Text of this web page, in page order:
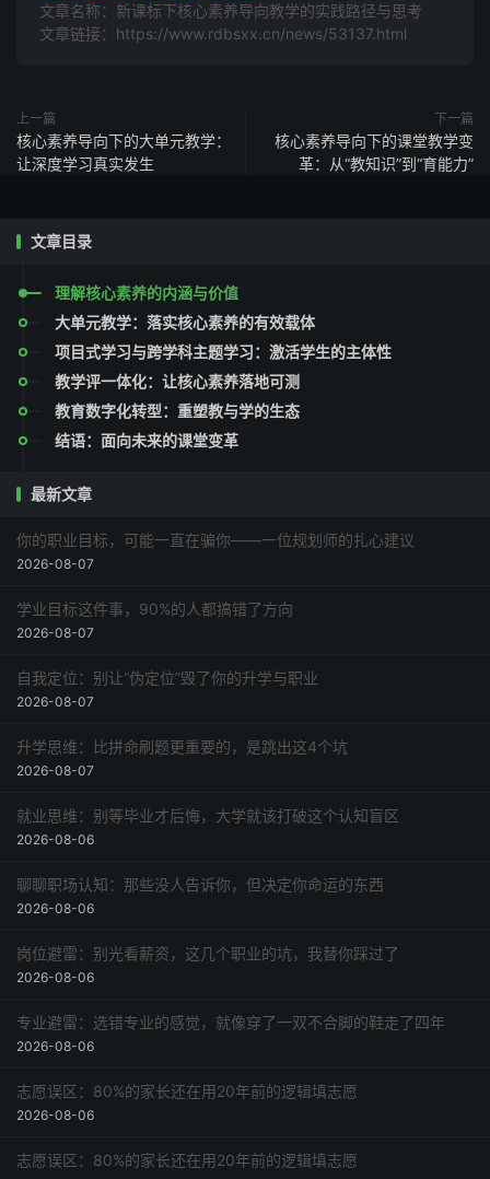
文章名称：新课标下核心素养导向教学的实践路径与思考
文章链接：https://www.rdbsxx.cn/news/53137.html
上一篇
核心素养导向下的大单元教学：
让深度学习真实发生
下一篇
核心素养导向下的课堂教学变
革：从“教知识”到“育能力”
文章目录
理解核心素养的内涵与价值
大单元教学：落实核心素养的有效载体
项目式学习与跨学科主题学习：激活学生的主体性
教学评一体化：让核心素养落地可测
教育数字化转型：重塑教与学的生态
结语：面向未来的课堂变革
最新文章
你的职业目标，可能一直在骗你——一位规划师的扎心建议
2026-08-07
学业目标这件事，90%的人都搞错了方向
2026-08-07
自我定位：别让“伪定位”毁了你的升学与职业
2026-08-07
升学思维：比拼命刷题更重要的，是跳出这4个坑
2026-08-07
就业思维：别等毕业才后悔，大学就该打破这个认知盲区
2026-08-06
聊聊职场认知：那些没人告诉你，但决定你命运的东西
2026-08-06
岗位避雷：别光看薪资，这几个职业的坑，我替你踩过了
2026-08-06
专业避雷：选错专业的感觉，就像穿了一双不合脚的鞋走了四年
2026-08-06
志愿误区：80%的家长还在用20年前的逻辑填志愿
2026-08-06
志愿误区：80%的家长还在用20年前的逻辑填志愿